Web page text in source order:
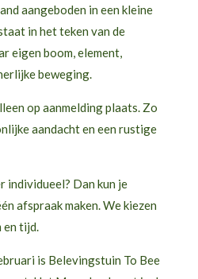
aangeboden in een kleine
in het teken van de
eigen boom, element,
beweging.
op aanmelding plaats. Zo
aandacht en een rustige
individueel? Dan kun je
afspraak maken. We kiezen
en tijd.
is Belevingstuin To Bee